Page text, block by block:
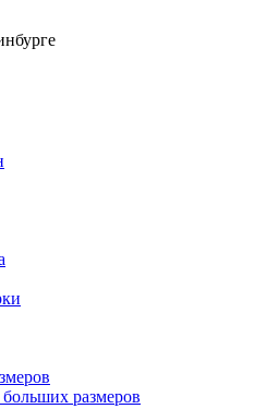
размеров